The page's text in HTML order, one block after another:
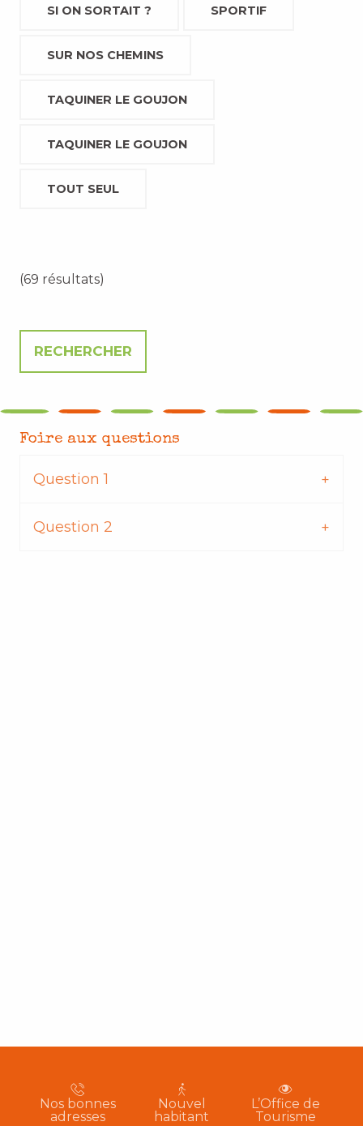
SI ON SORTAIT ? SPORTIF
SUR NOS CHEMINS
TAQUINER LE GOUJON
TAQUINER LE GOUJON
TOUT SEUL
(69 résultats)
Foire aux questions
Question 1
Question 2
Nos bonnes
adresses
Nouvel
habitant
L’Office de
Tourisme